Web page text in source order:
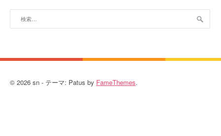
© 2026 sn - テーマ: Patus by FameThemes.